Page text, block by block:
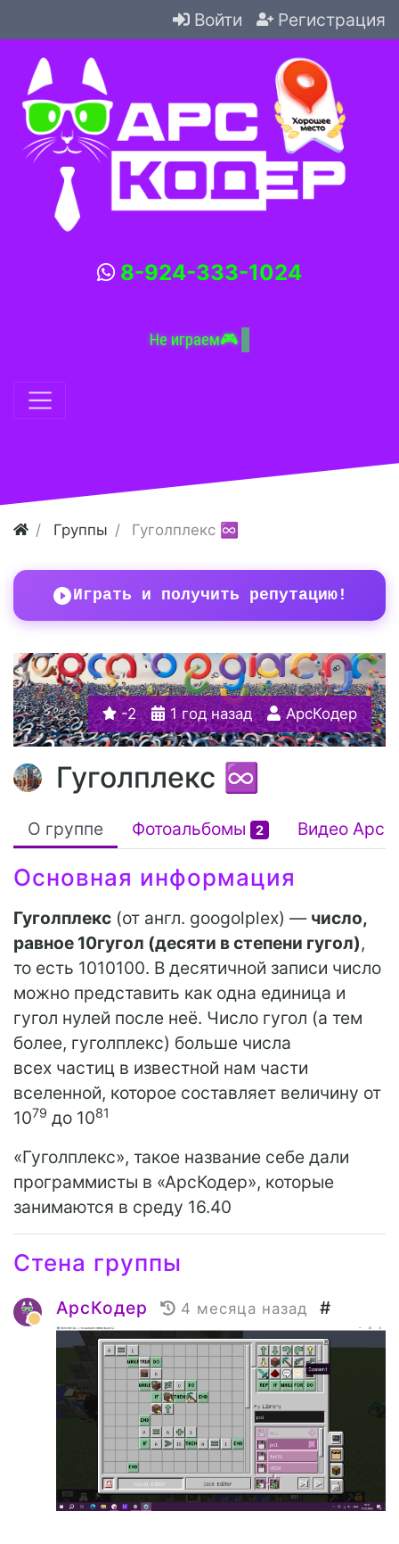
Войти Регистрация
8-924-333-1024
Группы Гуголплекс ♾️
Играть и получить репутацию!
-2 1 год назад АрсКодер
Гуголплекс ♾️
О группе Фотоальбомы 2 Видео
Основная информация
Гуголплекс (от англ. googolplex) — число,
равное 10гугол (десяти в степени гугол),
то есть 1010100. В десятичной записи число
можно представить как одна единица и
гугол нулей после неё. Число гугол (а тем
более, гуголплекс) больше числа
всех частиц в известной нам части
вселенной, которое составляет величину от
1079 до 1081
«Гуголплекс», такое название себе дали
программисты в «АрсКодер», которые
занимаются в среду 16.40
Стена группы
АрсКодер 4 месяца назад #